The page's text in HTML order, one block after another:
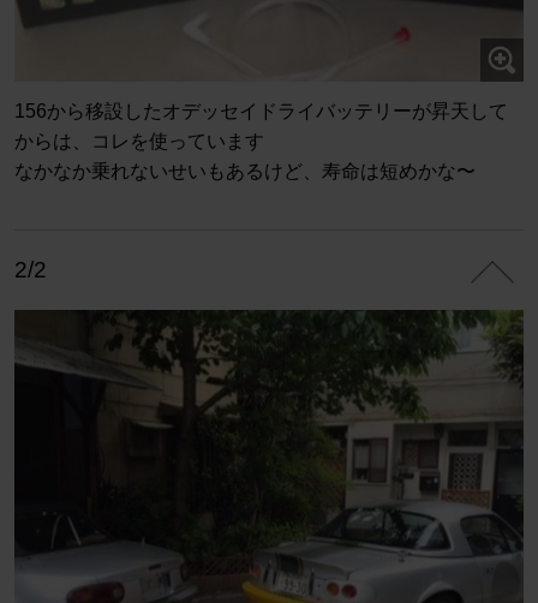
156から移設したオデッセイドライバッテリーが昇天して
からは、コレを使っています
なかなか乗れないせいもあるけど、寿命は短めかな〜
2/2